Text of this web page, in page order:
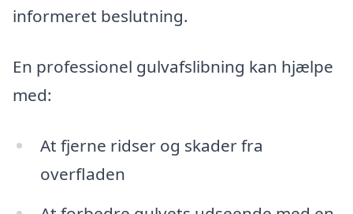
informeret beslutning.
En professionel gulvafslibning kan hjælpe
med:
At fjerne ridser og skader fra
overfladen